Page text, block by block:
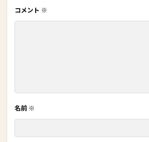
コメント ※
名前 ※